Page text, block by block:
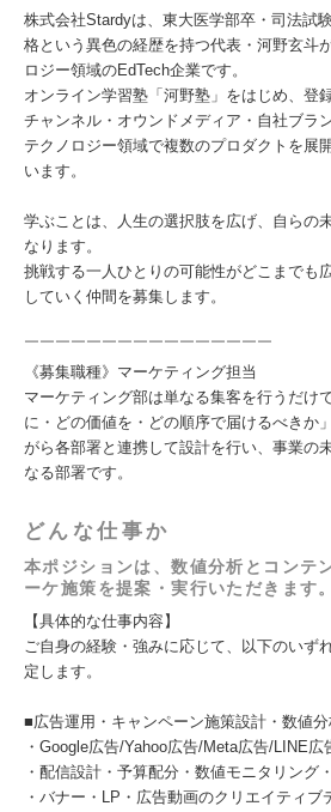
株式会社Stardyは、東大医学部卒・司法試
格という異色の経歴を持つ代表・河野玄斗
ロジー領域のEdTech企業です。
オンライン学習塾「河野塾」をはじめ、登
チャンネル・オウンドメディア・自社ブラ
テクノロジー領域で複数のプロダクトを展
います。
学ぶことは、人生の選択肢を広げ、自らの
なります。
挑戦する一人ひとりの可能性がどこまでも
していく仲間を募集します。
￣￣￣￣￣￣￣￣￣￣￣￣￣￣￣￣
《募集職種》マーケティング担当
マーケティング部は単なる集客を行うだけ
に・どの価値を・どの順序で届けるべきか
がら各部署と連携して設計を行い、事業の
なる部署です。
どんな仕事か
本ポジションは、数値分析とコンテ
ーケ施策を提案・実行いただきます。
【具体的な仕事内容】
ご自身の経験・強みに応じて、以下のいず
定します。
■広告運用・キャンペーン施策設計・数値
・Google広告/Yahoo広告/Meta広告/LINE
・配信設計・予算配分・数値モニタリング
・バナー・LP・広告動画のクリエイティブ